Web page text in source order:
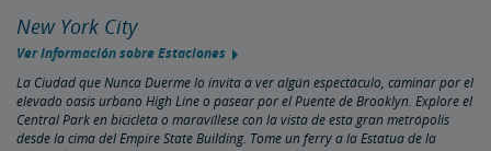
New York City
Ver Información sobre Estaciones
La Ciudad que Nunca Duerme lo invita a ver algún espectáculo, caminar por el
elevado oasis urbano High Line o pasear por el Puente de Brooklyn. Explore el
Central Park en bicicleta o maravíllese con la vista de esta gran metrópolis
desde la cima del Empire State Building. Tome un ferry a la Estatua de la